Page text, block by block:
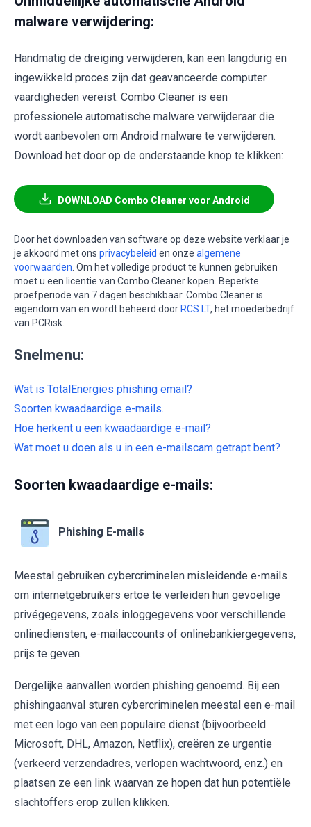
malware verwijdering:
Handmatig de dreiging verwijderen, kan een langdurig en
ingewikkeld proces zijn dat geavanceerde computer
vaardigheden vereist. Combo Cleaner is een
professionele automatische malware verwijderaar die
wordt aanbevolen om Android malware te verwijderen.
Download het door op de onderstaande knop te klikken:
DOWNLOAD Combo Cleaner voor Android
Door het downloaden van software op deze website verklaar je
je akkoord met ons privacybeleid en onze algemene
voorwaarden. Om het volledige product te kunnen gebruiken
moet u een licentie van Combo Cleaner kopen. Beperkte
proefperiode van 7 dagen beschikbaar. Combo Cleaner is
eigendom van en wordt beheerd door RCS LT, het moederbedrijf
van PCRisk.
Snelmenu:
Wat is TotalEnergies phishing email?
Soorten kwaadaardige e-mails.
Hoe herkent u een kwaadaardige e-mail?
Wat moet u doen als u in een e-mailscam getrapt bent?
Soorten kwaadaardige e-mails:
Phishing E-mails
Meestal gebruiken cybercriminelen misleidende e-mails
om internetgebruikers ertoe te verleiden hun gevoelige
privégegevens, zoals inloggegevens voor verschillende
onlinediensten, e-mailaccounts of onlinebankiergegevens,
prijs te geven.
Dergelijke aanvallen worden phishing genoemd. Bij een
phishingaanval sturen cybercriminelen meestal een e-mail
met een logo van een populaire dienst (bijvoorbeeld
Microsoft, DHL, Amazon, Netflix), creëren ze urgentie
(verkeerd verzendadres, verlopen wachtwoord, enz.) en
plaatsen ze een link waarvan ze hopen dat hun potentiële
slachtoffers erop zullen klikken.